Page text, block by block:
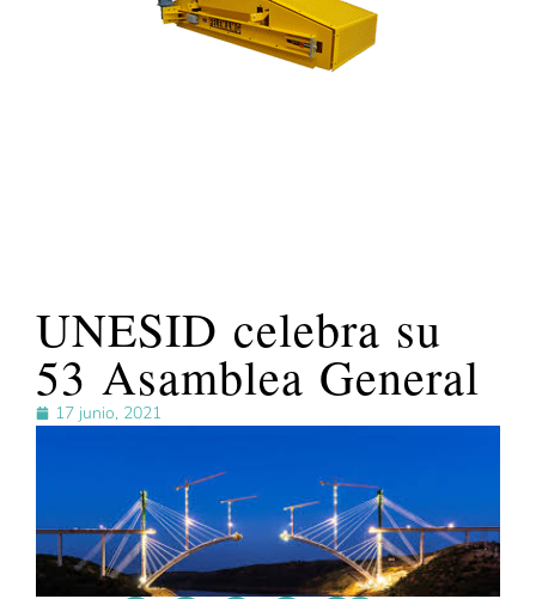
UNESID celebra su
53 Asamblea General
17 junio, 2021